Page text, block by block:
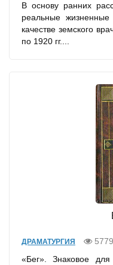
В основу ранних
реальные жизненные
качестве земского
по 1920 гг....
ДРАМАТУРГИЯ
5779
«Бег». Знаковое для